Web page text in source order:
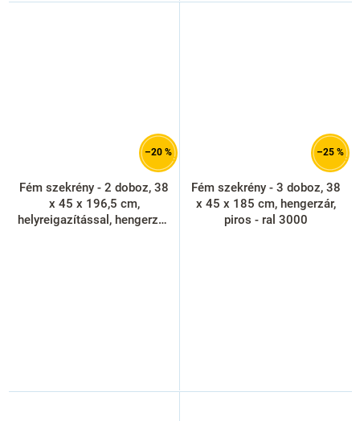
–20 %
Fém szekrény - 2 doboz, 38
x 45 x 196,5 cm,
helyreigazítással, hengerzár,
–25 %
Fém szekrény - 3 doboz, 38
x 45 x 185 cm, hengerzár,
piros - ral 3000